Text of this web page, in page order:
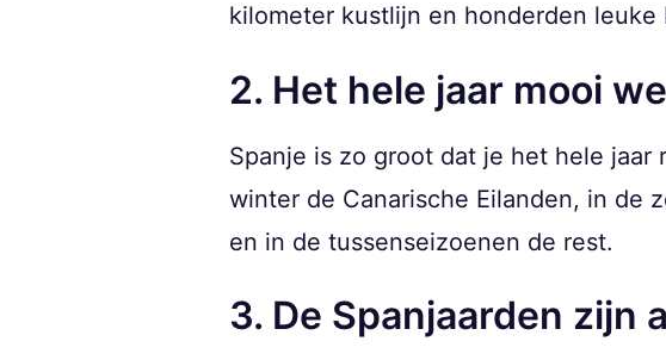
kilometer kustlijn en honderden
2. Het hele jaar mooi
Spanje is zo groot dat je het hele
winter de Canarische Eilanden, in de
en in de tussenseizoenen de rest.
3. De Spanjaarden zijn